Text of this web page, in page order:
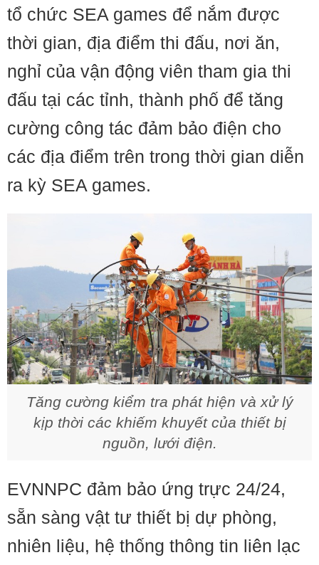
tổ chức SEA games để nắm được
thời gian, địa điểm thi đấu, nơi ăn,
nghỉ của vận động viên tham gia thi
đấu tại các tỉnh, thành phố để tăng
cường công tác đảm bảo điện cho
các địa điểm trên trong thời gian diễn
ra kỳ SEA games.
Tăng cường kiểm tra phát hiện và xử lý
kịp thời các khiếm khuyết của thiết bị
nguồn, lưới điện.
EVNNPC đảm bảo ứng trực 24/24,
sẵn sàng vật tư thiết bị dự phòng,
nhiên liệu, hệ thống thông tin liên lạc